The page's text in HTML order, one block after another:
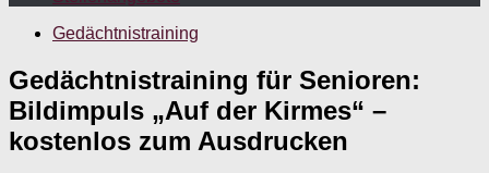
Gedächtnistraining
Gedächtnistraining für Senioren:
Bildimpuls „Auf der Kirmes“ –
kostenlos zum Ausdrucken